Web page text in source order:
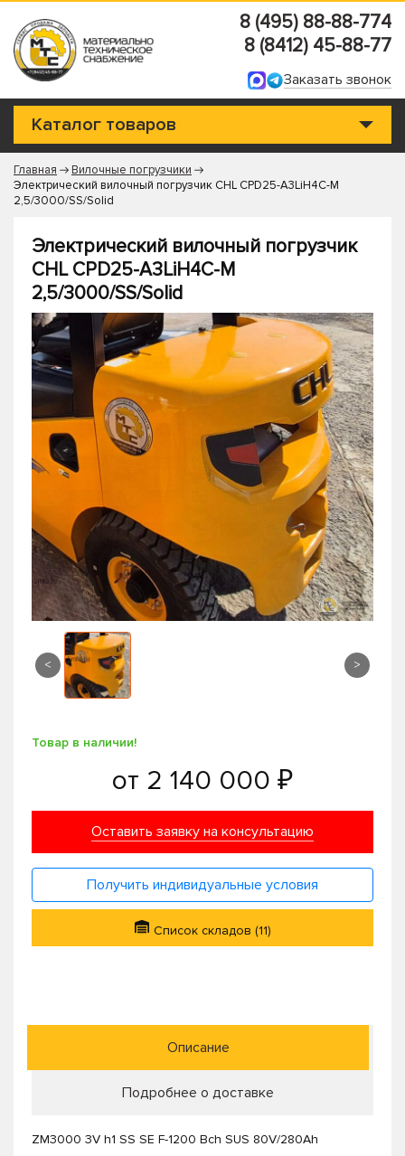
8 (495) 88-88-774
8 (8412) 45-88-77
Заказать звонок
Каталог товаров
Главная
Вилочные погрузчики
Электрический вилочный погрузчик CHL CPD25-A3LiH4C-M
2,5/3000/SS/Solid
Электрический вилочный погрузчик
CHL CPD25-A3LiH4C-M
2,5/3000/SS/Solid
< >
Товар в наличии!
от 2 140 000 ₽
Оставить заявку на консультацию
Получить индивидуальные условия
Список складов (11)
Описание
Подробнее о доставке
ZM3000 3V h1 SS SE F-1200 Bch SUS 80V/280Ah